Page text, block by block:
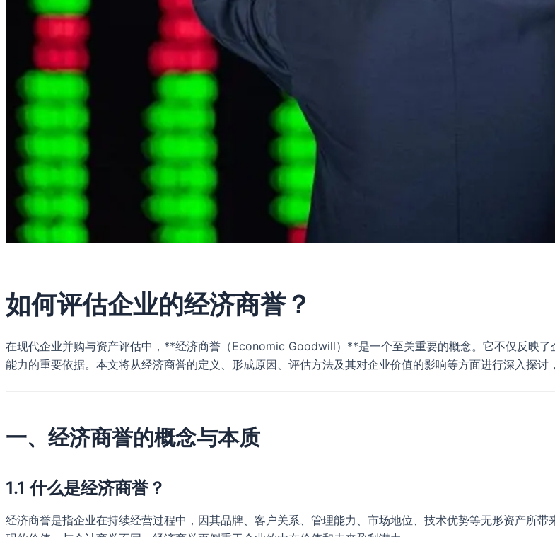
如何评估企业的经济商誉？
在现代企业并购与资产评估中，**经济商誉（Economic Goodwill）**是一个至关重要的概念。它不仅反映
能力的重要依据。本文将从经济商誉的定义、形成原因、评估方法及其对企业价值的影响等方面进行深入探讨
一、经济商誉的概念与本质
1.1 什么是经济商誉？
经济商誉是指企业在持续经营过程中，因其品牌、客户关系、管理能力、市场地位、技术优势等无形资产所